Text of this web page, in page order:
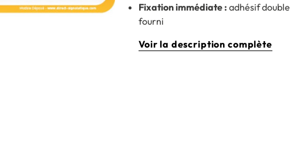
Fixation immédiate : adhésif
fourni
Voir la description complète